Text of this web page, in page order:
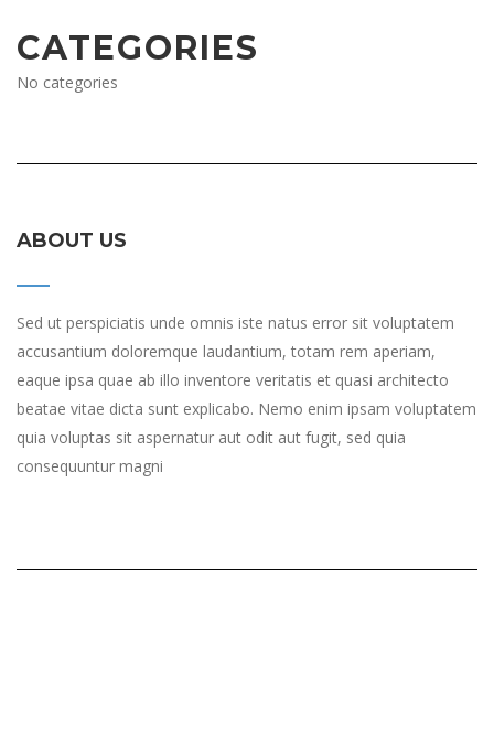
CATEGORIES
No categories
ABOUT US
Sed ut perspiciatis unde omnis iste natus error sit voluptatem
accusantium doloremque laudantium, totam rem aperiam,
eaque ipsa quae ab illo inventore veritatis et quasi architecto
beatae vitae dicta sunt explicabo. Nemo enim ipsam voluptatem
quia voluptas sit aspernatur aut odit aut fugit, sed quia
consequuntur magni